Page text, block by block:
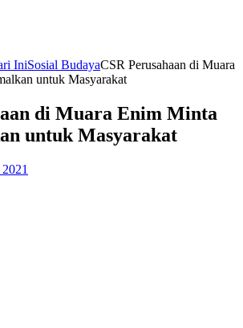
IniSosial BudayaCSR Perusahaan di Muara
untuk Masyarakat
di Muara Enim Minta
untuk Masyarakat